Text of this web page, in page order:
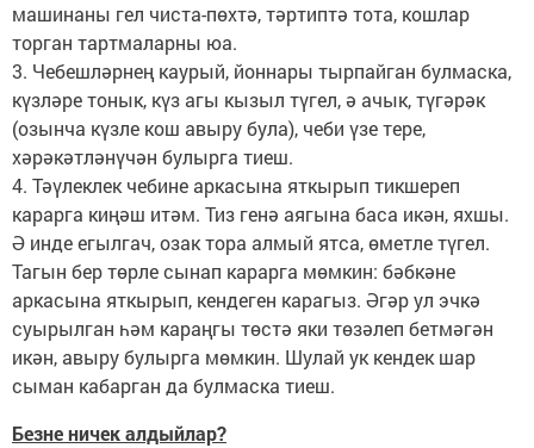
машинаны гел чиста-пөхтә, тәртиптә тота, кошлар
торган тартмаларны юа.
3. Чебешләрнең каурый, йоннары тырпайган булмаска,
күзләре тонык, күз агы кызыл түгел, ә ачык, түгәрәк
(озынча күзле кош авыру була), чеби үзе тере,
хәрәкәтләнүчән булырга тиеш.
4. Тәүлеклек чебине аркасына яткырып тикшереп
карарга киңәш итәм. Тиз генә аягына баса икән, яхшы.
Ә инде егылгач, озак тора алмый ятса, өметле түгел.
Тагын бер төрле сынап карарга мөмкин: бәбкәне
аркасына яткырып, кендеген карагыз. Әгәр ул эчкә
суырылган һәм караңгы төстә яки төзәлеп бетмәгән
икән, авыру булырга мөмкин. Шулай ук кендек шар
сыман кабарган да булмаска тиеш.
Безне ничек алдыйлар?